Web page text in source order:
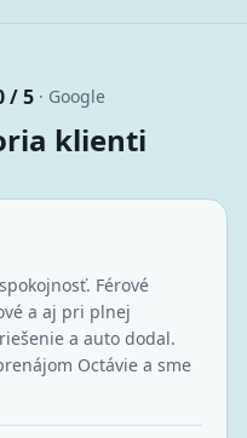
/ 5 · Google
klienti
Férové
a aj pri plnej
a auto dodal.
Octávie a sme